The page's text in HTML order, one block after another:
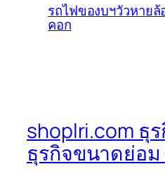
รถไฟของบฯวัวหายล้
คอก
shoplri.com ธุ
ธุรกิจขนาดย่อม